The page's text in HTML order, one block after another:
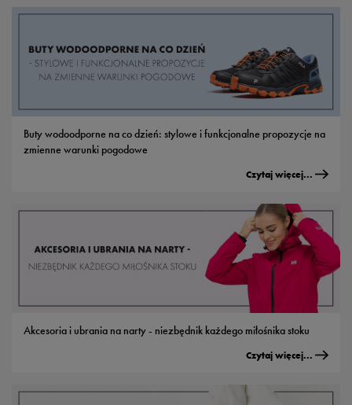
Buty wodoodporne na co dzień: stylowe i funkcjonalne propozycje na
zmienne warunki pogodowe
Czytaj więcej...
Akcesoria i ubrania na narty - niezbędnik każdego miłośnika stoku
Czytaj więcej...